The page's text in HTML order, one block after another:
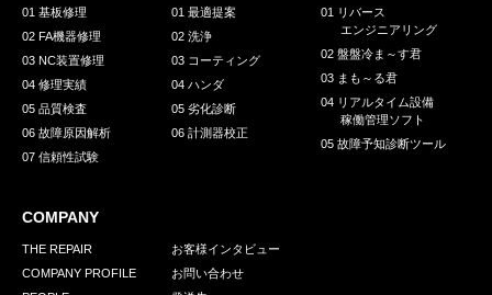
01 基板修理
02 FA機器修理
03 NC装置修理
04 修理実績
05 品質検査
06 故障原因解析
07 信頼性試験
01 最適提案
02 洗浄
03 コーティング
04 ハンダ
05 劣化診断
06 計測器校正
01 リバース
エンジニアリング
02 盤盤冷ま～す君
03 まも～る君
04 リアルタイム設備
稼働管理ソフト
05 故障予知診断ツール
COMPANY
THE REPAIR
COMPANY PROFILE
お客様インタビュー
お問い合わせ